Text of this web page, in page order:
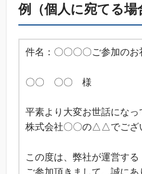
例（個人に宛てる場
件名：〇〇〇〇ご参加のお
〇〇 〇〇 様
平素より大変お世話になっ
株式会社〇〇の△△でござ
この度は、弊社が運営する
ご参加頂きまして、誠にあ